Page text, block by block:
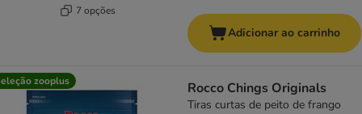
7 opções
Adicionar ao carrinho
zooplus Rocco Chings Originals
Tiras curtas de peito de frango